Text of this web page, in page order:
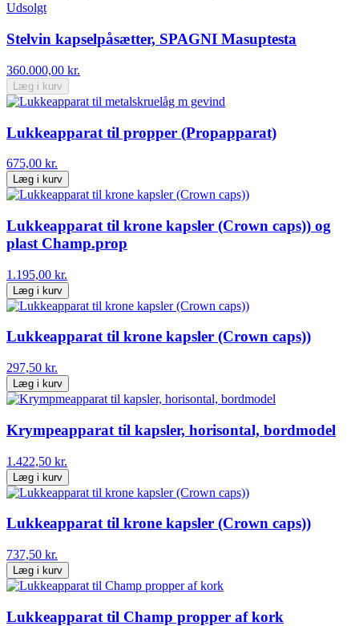
Udsolgt
Stelvin kapselpåsætter, SPAGNI Masuptesta
360.000,00 kr.
Læg i kurv
Lukkeapparat til propper (Propapparat)
675,00 kr.
Læg i kurv
Lukkeapparat til krone kapsler (Crown caps)) og
plast Champ.prop
1.195,00 kr.
Læg i kurv
Lukkeapparat til krone kapsler (Crown caps))
297,50 kr.
Læg i kurv
Krympeapparat til kapsler, horisontal, bordmodel
1.422,50 kr.
Læg i kurv
Lukkeapparat til krone kapsler (Crown caps))
737,50 kr.
Læg i kurv
Lukkeapparat til Champ propper af kork